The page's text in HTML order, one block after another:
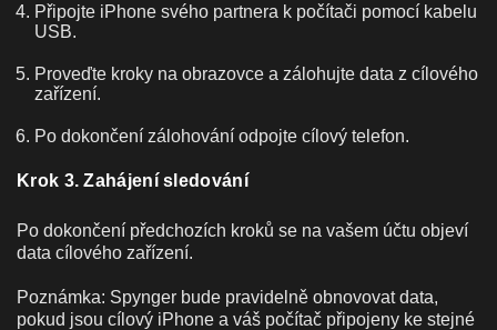
Připojte iPhone svého partnera k počítači pomocí kabelu
USB.
Proveďte kroky na obrazovce a zálohujte data z cílového
zařízení.
Po dokončení zálohování odpojte cílový telefon.
Krok 3. Zahájení sledování
Po dokončení předchozích kroků se na vašem účtu objeví
data cílového zařízení.
Poznámka: Spynger bude pravidelně obnovovat data,
pokud jsou cílový iPhone a váš počítač připojeny ke stejné